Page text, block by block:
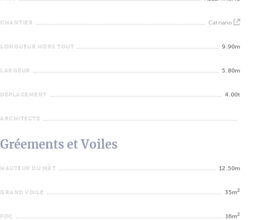
CHANTIER Catnano
LONGUEUR HORS TOUT 9.90m
LARGEUR 5.80m
DÉPLACEMENT 4.00t
ARCHITECTE
Gréements et Voiles
HAUTEUR DU MÂT 12.50m
GRAND VOILE 35m2
FOC 16m2